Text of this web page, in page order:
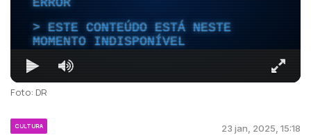
ESTE CONTEÚDO ESTÁ NESTE
MOMENTO INDISPONÍVEL
Foto: DR
CULTURA 23 jan, 2025, 15:18